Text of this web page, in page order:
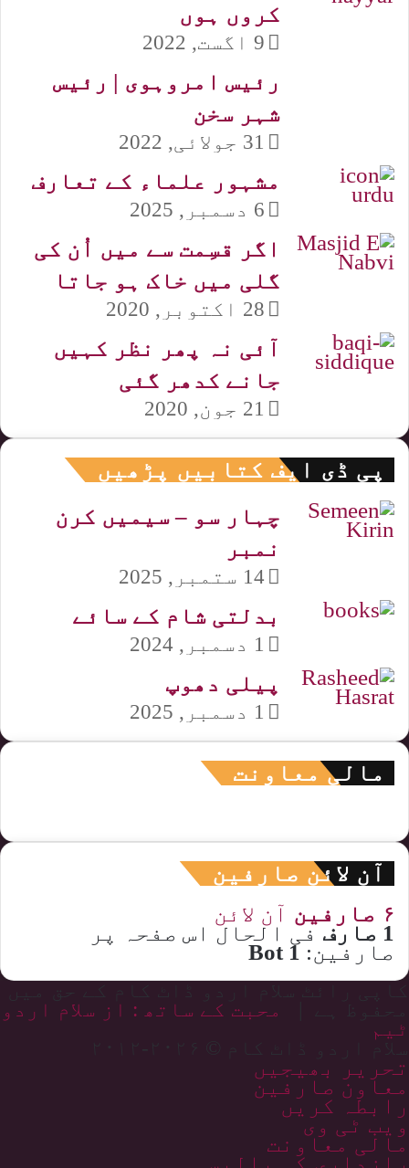
کروں ہوں
9 اگست, 2022
رئیس امروہوی | رئیس
شہر سخن
31 جولائی, 2022
مشہور علماء کے تعارف
6 دسمبر, 2025
اگر قسِمت سے میں اُن کی
گلی میں خاک ہو جاتا
28 اکتوبر, 2020
آئی نہ پھر نظر کہیں
جانے کدھر گئی
21 جون, 2020
پی ڈی ایف کتابیں پڑھیں
چہار سو – سیمیں کرن
نمبر
14 ستمبر, 2025
بدلتی شام کے سائے
1 دسمبر, 2024
پیلی دھوپ
1 دسمبر, 2025
مالی معاونت
آن لائن صارفین
۶ صارفین آن لائن
1 صارف فی الحال اس صفحہ پر
صارفین: 1 Bot
محبت کے ساتھ : از سلام اردو
ٹیم
سلام اردو ڈاٹ کام © ۲۰۲۶-۲۰۱۲
تحریر بھیجیں
معاون صارفین
رابطہ کریں
ویب ٹی وی
مالی معاونت
رازداری کی پالیسی